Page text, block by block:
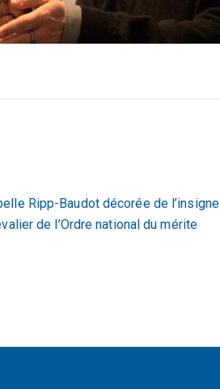
Ripp-Baudot décorée de l’insigne
de l’Ordre national du mérite